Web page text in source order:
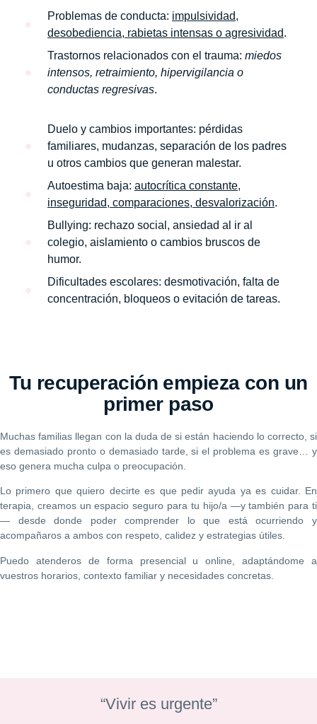
Problemas de conducta: impulsividad,
desobediencia, rabietas intensas o agresividad.
Trastornos relacionados con el trauma: miedos
intensos, retraimiento, hipervigilancia o
conductas regresivas.
Duelo y cambios importantes: pérdidas
familiares, mudanzas, separación de los padres
u otros cambios que generan malestar.
Autoestima baja: autocrítica constante,
inseguridad, comparaciones, desvalorización.
Bullying: rechazo social, ansiedad al ir al
colegio, aislamiento o cambios bruscos de
humor.
Dificultades escolares: desmotivación, falta de
concentración, bloqueos o evitación de tareas.
Tu recuperación empieza con un
primer paso
Muchas familias llegan con la duda de si están haciendo lo correcto, si
es demasiado pronto o demasiado tarde, si el problema es grave… y
eso genera mucha culpa o preocupación.
Lo primero que quiero decirte es que pedir ayuda ya es cuidar. En
terapia, creamos un espacio seguro para tu hijo/a —y también para ti
— desde donde poder comprender lo que está ocurriendo y
acompañaros a ambos con respeto, calidez y estrategias útiles.
Puedo atenderos de forma presencial u online, adaptándome a
vuestros horarios, contexto familiar y necesidades concretas.
“Vivir es urgente”